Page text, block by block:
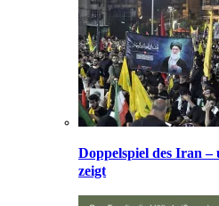
Doppelspiel des Iran –
zeigt